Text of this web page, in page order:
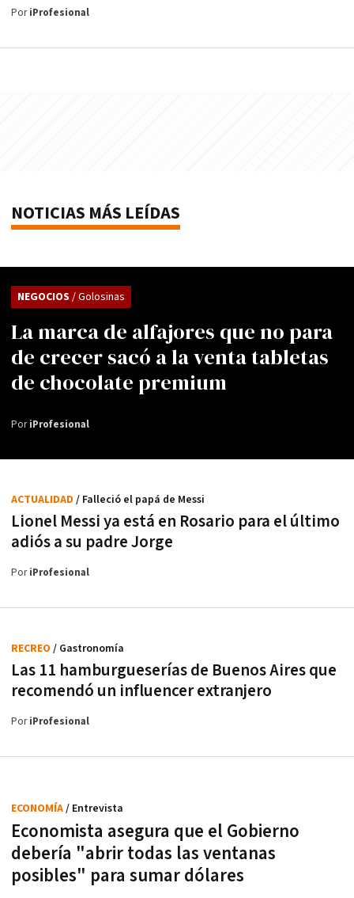
PoriProfesional
NOTICIAS MÁS LEÍDAS
La marca de alfajores que no para
de crecer sacó a la venta tabletas
de chocolate premium
NEGOCIOS / Golosinas
PoriProfesional
Lionel Messi ya está en Rosario para el último
adiós a su padre Jorge
ACTUALIDAD / Falleció el papá de Messi
PoriProfesional
Las 11 hamburgueserías de Buenos Aires que
recomendó un influencer extranjero
RECREO / Gastronomía
PoriProfesional
Economista asegura que el Gobierno
debería "abrir todas las ventanas
posibles" para sumar dólares
ECONOMÍA/ Entrevista